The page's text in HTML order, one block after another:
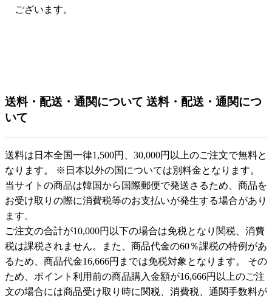
ございます。
送料・配送・通関について 送料・配送・通関につ
いて
送料は日本全国一律1,500円、30,000円以上のご注文で無料と
なります。 ※日本以外の国については別料金となります。
当サイトの商品は韓国から国際郵便で発送さるため、商品を
お受け取りの際に消費税等のお支払いが発生する場合があり
ます。
ご注文の合計が10,000円以下の場合は免税となり関税、消費
税は課税されません。また、商品代金の60％課税の特例があ
るため、商品代金16,666円までは免税対象となります。 その
ため、ポイント利用前の商品購入金額が16,666円以上のご注
文の場合には商品受け取り時に関税、消費税、通関手数料が